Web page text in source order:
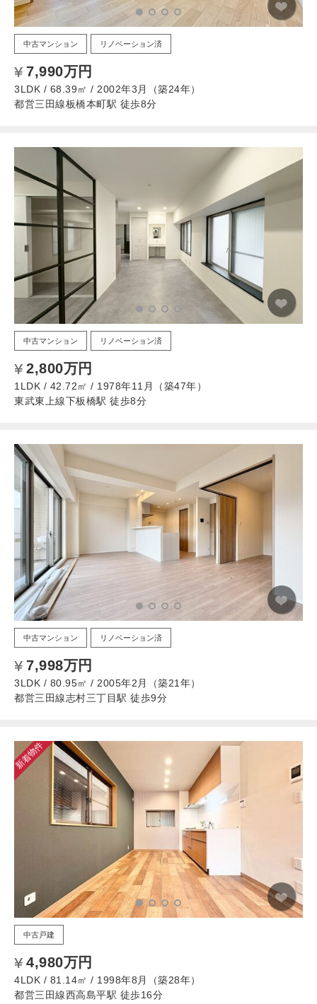
中古マンション リノベーション済
7,990万円
3LDK / 68.39㎡ / 2002年3月（築24年）
都営三田線板橋本町駅 徒歩8分
中古マンション リノベーション済
2,800万円
1LDK / 42.72㎡ / 1978年11月（築47年）
東武東上線下板橋駅 徒歩8分
中古マンション リノベーション済
7,998万円
3LDK / 80.95㎡ / 2005年2月（築21年）
都営三田線志村三丁目駅 徒歩9分
新着物件
中古戸建
4,980万円
4LDK / 81.14㎡ / 1998年8月（築28年）
都営三田線西高島平駅 徒歩16分